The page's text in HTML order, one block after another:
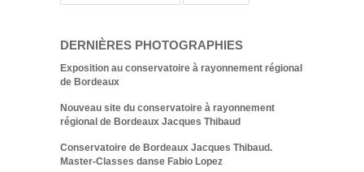
DERNIÈRES PHOTOGRAPHIES
Exposition au conservatoire à rayonnement régional
de Bordeaux
Nouveau site du conservatoire à rayonnement
régional de Bordeaux Jacques Thibaud
Conservatoire de Bordeaux Jacques Thibaud.
Master-Classes danse Fabio Lopez